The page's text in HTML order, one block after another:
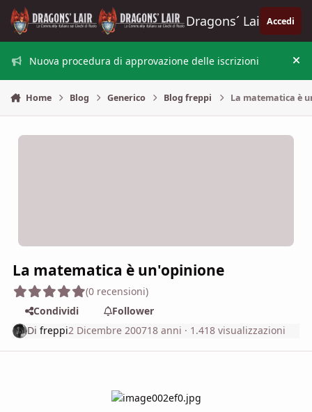
Vai al contenuto
Dragons´ Lair Accedi
Nuova procedura di approvazione delle iscrizioni
Home Blog Generico Blog freppi La matematica è
La matematica è un'opinione
(0 recensioni)
Condividi
Follower
Difreppi2 Dicembre 200718 anni · 1.418 visualizzazioni